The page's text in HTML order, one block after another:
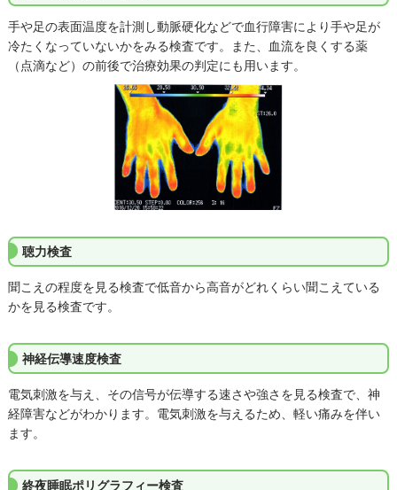
手や足の表面温度を計測し動脈硬化などで血行障害により手や足が
冷たくなっていないかをみる検査です。また、血流を良くする薬
（点滴など）の前後で治療効果の判定にも用います。
聴力検査
聞こえの程度を見る検査で低音から高音がどれくらい聞こえている
かを見る検査です。
神経伝導速度検査
電気刺激を与え、その信号が伝導する速さや強さを見る検査で、神
経障害などがわかります。電気刺激を与えるため、軽い痛みを伴い
ます。
終夜睡眠ポリグラフィー検査